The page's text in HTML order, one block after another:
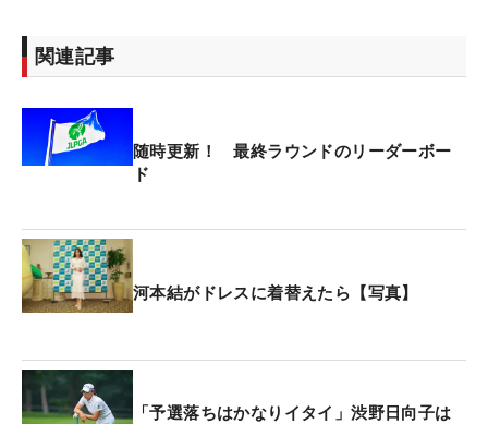
関連記事
随時更新！ 最終ラウンドのリーダーボー
ド
河本結がドレスに着替えたら【写真】
「予選落ちはかなりイタイ」渋野日向子は